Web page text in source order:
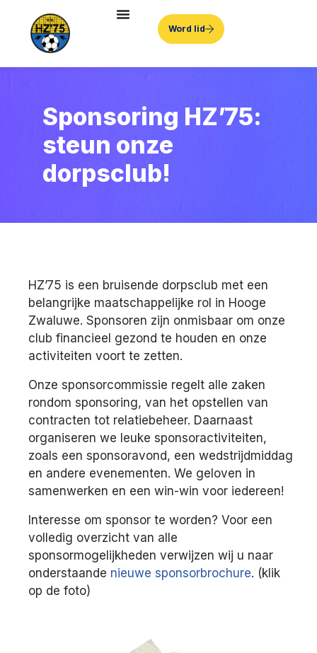
Word lid
Sponsoring HZ’75:
steun onze
dorpsclub!
HZ’75 is een bruisende dorpsclub met een
belangrijke maatschappelijke rol in Hooge
Zwaluwe. Sponsoren zijn onmisbaar om onze
club financieel gezond te houden en onze
activiteiten voort te zetten.
Onze sponsorcommissie regelt alle zaken
rondom sponsoring, van het opstellen van
contracten tot relatiebeheer. Daarnaast
organiseren we leuke sponsoractiviteiten,
zoals een sponsoravond, een wedstrijdmiddag
en andere evenementen. We geloven in
samenwerken en een win-win voor iedereen!
Interesse om sponsor te worden? Voor een
volledig overzicht van alle
sponsormogelijkheden verwijzen wij u naar
onderstaande nieuwe sponsorbrochure. (klik
op de foto)